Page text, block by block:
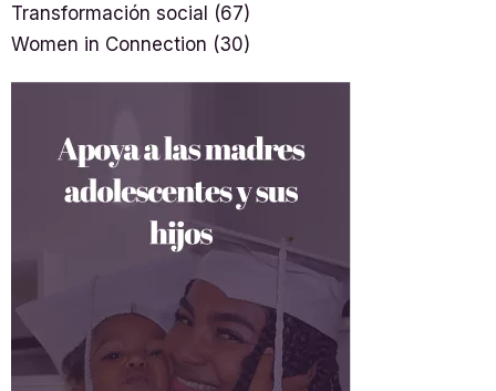
Transformación social (67)
Women in Connection (30)